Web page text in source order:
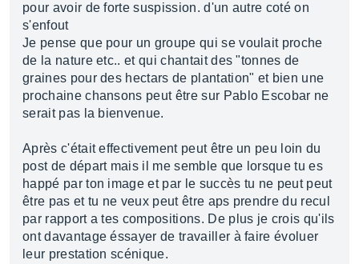
pour avoir de forte suspission. d'un autre coté on
s'enfout
Je pense que pour un groupe qui se voulait proche
de la nature etc.. et qui chantait des "tonnes de
graines pour des hectars de plantation" et bien une
prochaine chansons peut être sur Pablo Escobar ne
serait pas la bienvenue.
Après c'était effectivement peut être un peu loin du
post de départ mais il me semble que lorsque tu es
happé par ton image et par le succès tu ne peut peut
être pas et tu ne veux peut être aps prendre du recul
par rapport a tes compositions. De plus je crois qu'ils
ont davantage éssayer de travailler à faire évoluer
leur prestation scénique.